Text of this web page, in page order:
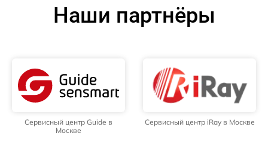
Наши партнёры
Сервисный центр Guide в
Москве
Сервисный центр iRay в Москве